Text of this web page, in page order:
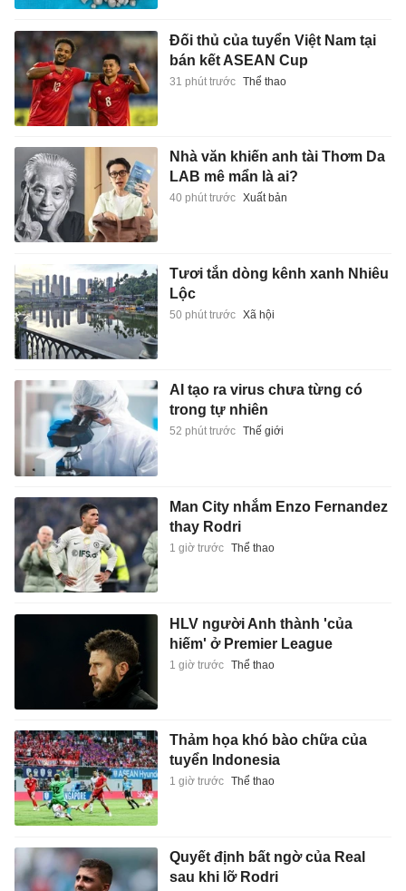
Đối thủ của tuyển Việt Nam tại
bán kết ASEAN Cup
31 phút trước Thể thao
Nhà văn khiến anh tài Thơm Da
LAB mê mẩn là ai?
40 phút trước Xuất bản
Tươi tắn dòng kênh xanh Nhiêu
Lộc
50 phút trước Xã hội
AI tạo ra virus chưa từng có
trong tự nhiên
52 phút trước Thế giới
Man City nhắm Enzo Fernandez
thay Rodri
1 giờ trước Thể thao
HLV người Anh thành 'của
hiếm' ở Premier League
1 giờ trước Thể thao
Thảm họa khó bào chữa của
tuyển Indonesia
1 giờ trước Thể thao
Quyết định bất ngờ của Real
sau khi lỡ Rodri